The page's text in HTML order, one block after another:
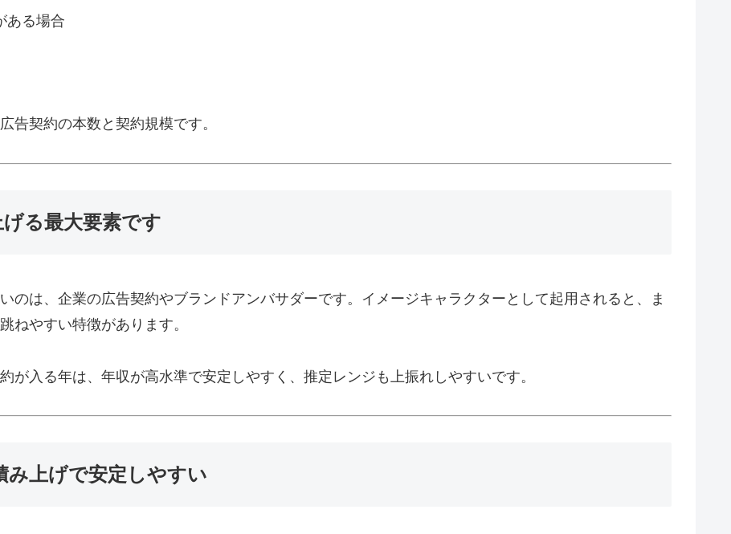
ある場合
告契約の本数と契約規模です。
る最大要素です
のは、企業の広告契約やブランドアンバサダーです。イメージキャラクターとして起用されると、ま
ねやすい特徴があります。
が入る年は、年収が高水準で安定しやすく、推定レンジも上振れしやすいです。
み上げで安定しやすい